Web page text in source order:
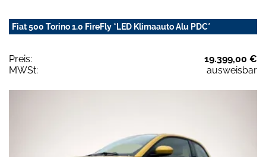
Fiat 500 Torino 1.0 FireFly *LED Klimaauto Alu PDC*
Preis:
19.399,00 €
MWSt:
ausweisbar